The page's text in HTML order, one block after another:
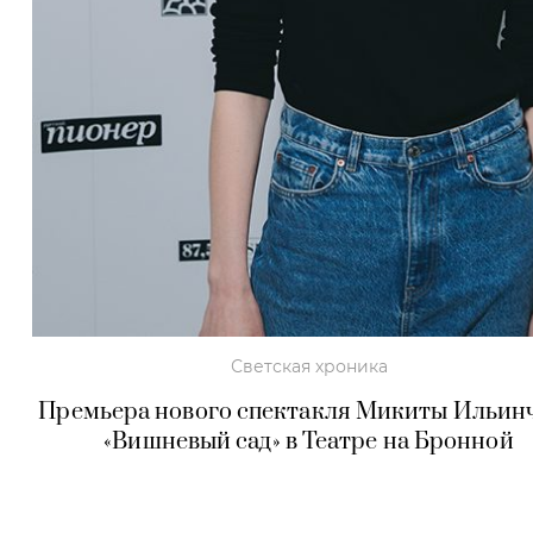
Светская хроника
Премьера нового спектакля Микиты
«Вишневый сад» в Театре на Бронной